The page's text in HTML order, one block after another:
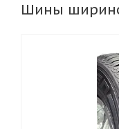
155 165
275
325
Шины